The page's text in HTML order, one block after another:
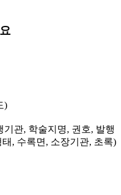
)
관, 학술지명, 권호, 발행
, 수록면, 소장기관, 초록)